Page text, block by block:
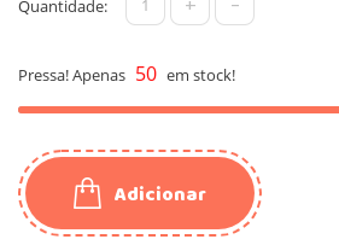
Quantidade: + -
Pressa! Apenas 50 em stock!
Adicionar